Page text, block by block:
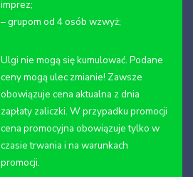
imprez;
– grupom od 4 osób wzwyż;
Ulgi nie mogą się kumulować. Podane
ceny mogą ulec zmianie! Zawsze
obowiązuje cena aktualna z dnia
zapłaty zaliczki. W przypadku promocji
cena promocyjna obowiązuje tylko w
czasie trwania i na warunkach
promocji.